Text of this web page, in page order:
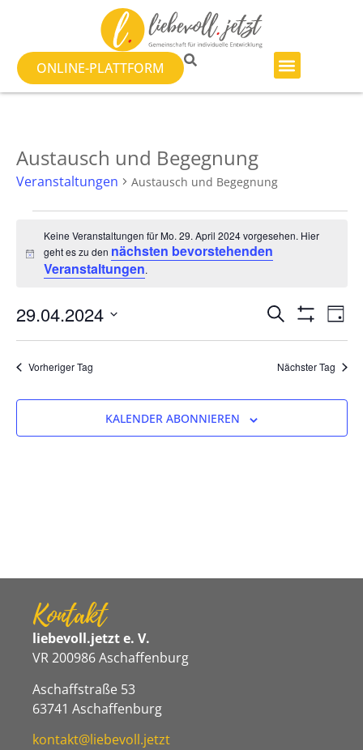
ONLINE-PLATTFORM
Austausch und Begegnung
Veranstaltungen Austausch und Begegnung
Hinweis
Keine Veranstaltungen für Mo. 29. April 2024 vorgesehen. Hier
geht es zu den nächsten bevorstehenden
Veranstaltungen.
Suche
und
SUCHE TAG
29.04.2024
wählen.
Vorheriger Tag Nächster Tag
KALENDER ABONNIEREN
Kontakt
liebevoll.jetzt e. V.
VR 200986 Aschaffenburg
Aschaffstraße 53
63741 Aschaffenburg
kontakt@liebevoll.jetzt